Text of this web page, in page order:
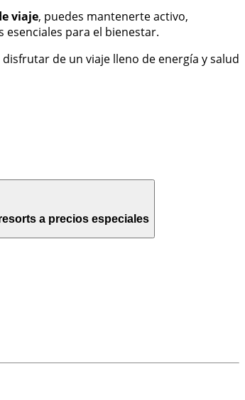
viaje, puedes mantenerte activo,
para el bienestar.
de un viaje lleno de energía y salud
a precios especiales